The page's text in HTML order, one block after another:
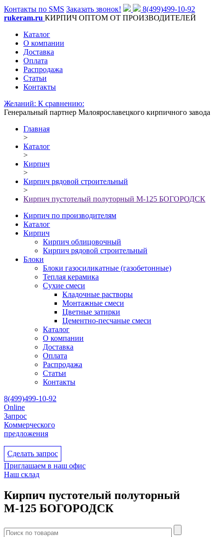
Контакты по SMS Заказать звонок!
8(499)499-10-92
rukeram.ru КИРПИЧ ОПТОМ ОТ ПРОИЗВОДИТЕЛЕЙ
Каталог
О компании
Доставка
Оплата
Распродажа
Статьи
Контакты
Желаний: К сравнению:
Генеральный партнер Малоярославецкого кирпичного завода
Главная
>
Каталог
>
Кирпич
>
Кирпич рядовой строительный
>
Кирпич пустотелый полуторный М-125 БОГОРОДСК
Кирпич по производителям
Каталог
Кирпич
Кирпич облицовочный
Кирпич рядовой строительный
Блоки
Блоки газосиликатные (газобетонные)
Теплая керамика
Сухие смеси
Кладочные растворы
Монтажные смеси
Цветные затирки
Цементно-песчаные смеси
Каталог
О компании
Доставка
Оплата
Распродажа
Статьи
Контакты
8(499)499-10-92
Online
Запрос
Коммерческого
предложения
Сделать запрос
Приглашаем в наш офис
Наш склад
Кирпич пустотелый полуторный
М-125 БОГОРОДСК